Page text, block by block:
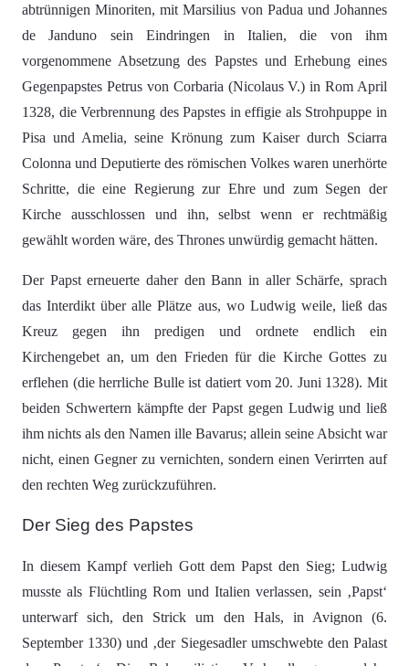
abtrünnigen Minoriten, mit Marsilius von Padua und Johannes
de Janduno sein Eindringen in Italien, die von ihm
vorgenommene Absetzung des Papstes und Erhebung eines
Gegenpapstes Petrus von Corbaria (Nicolaus V.) in Rom April
1328, die Verbrennung des Papstes in effigie als Strohpuppe in
Pisa und Amelia, seine Krönung zum Kaiser durch Sciarra
Colonna und Deputierte des römischen Volkes waren unerhörte
Schritte, die eine Regierung zur Ehre und zum Segen der
Kirche ausschlossen und ihn, selbst wenn er rechtmäßig
gewählt worden wäre, des Thrones unwürdig gemacht hätten.
Der Papst erneuerte daher den Bann in aller Schärfe, sprach
das Interdikt über alle Plätze aus, wo Ludwig weile, ließ das
Kreuz gegen ihn predigen und ordnete endlich ein
Kirchengebet an, um den Frieden für die Kirche Gottes zu
erflehen (die herrliche Bulle ist datiert vom 20. Juni 1328). Mit
beiden Schwertern kämpfte der Papst gegen Ludwig und ließ
ihm nichts als den Namen ille Bavarus; allein seine Absicht war
nicht, einen Gegner zu vernichten, sondern einen Verirrten auf
den rechten Weg zurückzuführen.
Der Sieg des Papstes
In diesem Kampf verlieh Gott dem Papst den Sieg; Ludwig
musste als Flüchtling Rom und Italien verlassen, sein ‚Papst‘
unterwarf sich, den Strick um den Hals, in Avignon (6.
September 1330) und ‚der Siegesadler umschwebte den Palast